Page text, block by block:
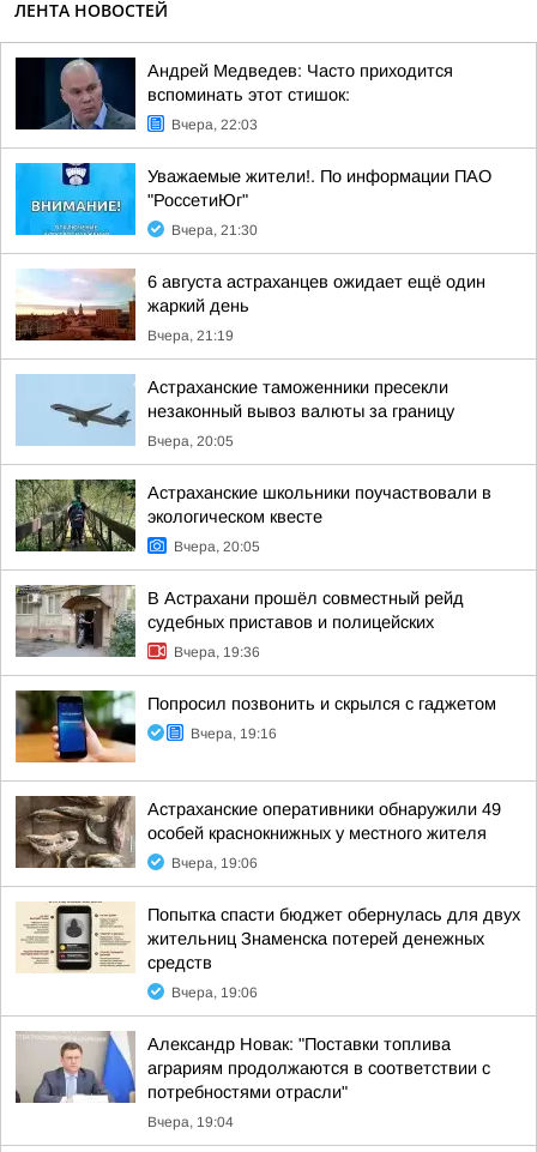
ЛЕНТА НОВОСТЕЙ
Андрей Медведев: Часто приходится
вспоминать этот стишок:
Вчера, 22:03
Уважаемые жители!. По информации ПАО
"РоссетиЮг"
Вчера, 21:30
6 августа астраханцев ожидает ещё один
жаркий день
Вчера, 21:19
Астраханские таможенники пресекли
незаконный вывоз валюты за границу
Вчера, 20:05
Астраханские школьники поучаствовали в
экологическом квесте
Вчера, 20:05
В Астрахани прошёл совместный рейд
судебных приставов и полицейских
Вчера, 19:36
Попросил позвонить и скрылся с гаджетом
Вчера, 19:16
Астраханские оперативники обнаружили 49
особей краснокнижных у местного жителя
Вчера, 19:06
Попытка спасти бюджет обернулась для двух
жительниц Знаменска потерей денежных
средств
Вчера, 19:06
Александр Новак: "Поставки топлива
аграриям продолжаются в соответствии с
потребностями отрасли"
Вчера, 19:04